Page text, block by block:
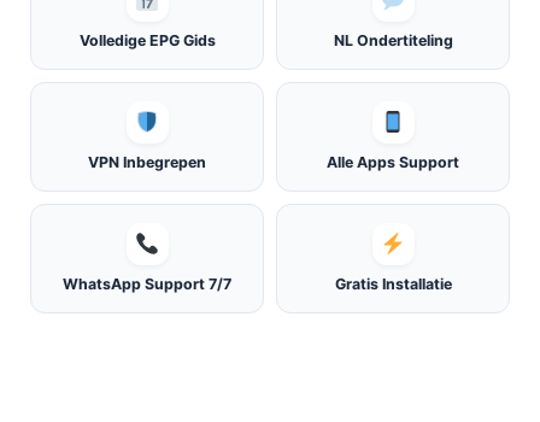
Volledige EPG Gids NL Ondertiteling
VPN Inbegrepen Alle Apps Support
WhatsApp Support 7/7 Gratis Installatie